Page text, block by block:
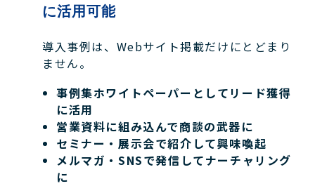
に活用可能
導入事例は、Webサイト掲載だけにとどまり
ません。
事例集ホワイトペーパーとしてリード獲得
に活用
営業資料に組み込んで商談の武器に
セミナー・展示会で紹介して興味喚起
メルマガ・SNSで発信してナーチャリング
に